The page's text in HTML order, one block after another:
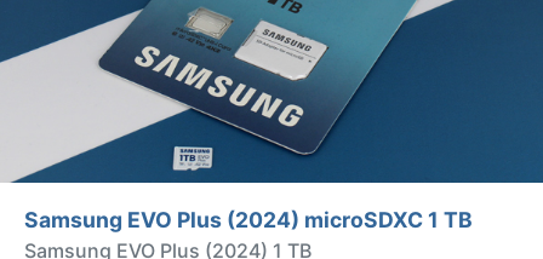
Samsung EVO Plus (2024) microSDXC 1 TB
Samsung EVO Plus (2024) 1 TB